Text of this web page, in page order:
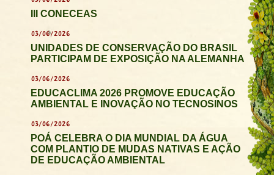
III CONECEAS
03/06/2026
UNIDADES DE CONSERVAÇÃO DO BRASIL
PARTICIPAM DE EXPOSIÇÃO NA ALEMANHA
03/06/2026
EDUCACLIMA 2026 PROMOVE EDUCAÇÃO
AMBIENTAL E INOVAÇÃO NO TECNOSINOS
03/06/2026
POÁ CELEBRA O DIA MUNDIAL DA ÁGUA
COM PLANTIO DE MUDAS NATIVAS E AÇÃO
DE EDUCAÇÃO AMBIENTAL